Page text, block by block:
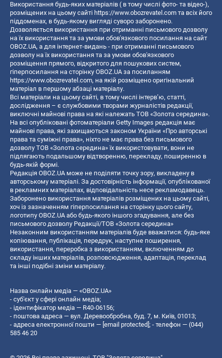
Використання будь-яких матеріалів ( в тому числі фото- та відео-),
розміщених на цьому сайті https://www.obozrevatel.com та всіх його
піддоменах, в будь-якому вигляді суворо заборонено.
Дозволяється використання при отриманні письмового дозволу
на їх використання та за умови обов'язкового посилання на сайт
OBOZ.UA, а для інтернет-видань - при отриманні письмового
дозволу на їх використання та за умови обов'язкового
розміщення прямого, відкритого для пошукових систем,
гіперпосилання на сторінку OBOZ.UA за посиланням
https://www.obozrevatel.com, на якій розміщено оригінальний
матеріал в першому абзаці матеріалу.
Всі матеріали на цьому сайті, в тому числі інтерв’ю, статті,
дослідження – є службовими творами журналістів редакції,
виключні майнові права на які належать ТОВ «Золота середина».
На всі опубліковані фотоматеріали Getty Images редакція має
майнові права, які захищаються законом України «Про авторські
права та суміжні права», ніхто не має права без письмового
дозволу ТОВ «Золота середина» їх використовувати, вони не
підлягають подальшому відтворенню, перекладу, поширенню в
будь-якій формі.
Редакція OBOZ.UA може не поділяти точку зору, викладену в
авторському матеріалі. За достовірність інформації, опублікованої
в рекламних матеріалах, відповідальність несе рекламодавець.
Заборонено використання матеріалів розміщених на цьому сайті,
хоч із зазначенням гіперпосилання на сторінку цього сайту,
логотипу OBOZ.UA або будь-якого іншого згадування, але без
письмового дозволу Редакції/ТОВ «Золота середина»
Незаконним використанням матеріалів буде вважатися: будь-яке
копiювання, публiкацiя, передрук, наступне поширення,
використання, переробка з використанням, включенням до
складу інших матеріалів, розповсюдження, адаптація, переклад
та інші подібні зміни матеріалу.
Назва онлайн медіа — «OBOZ.UA»
- суб'єкт у сфері онлайн медіа;
- ідентифікатор медіа — R40-06156;
- поштова адреса — вул. Деревообробна, буд. 7, м. Київ, 01013;
- адреса електронної пошти — [email protected] ; - телефон — (044)
585 46 20